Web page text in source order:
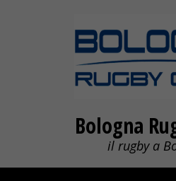
Bologna
il rugby a